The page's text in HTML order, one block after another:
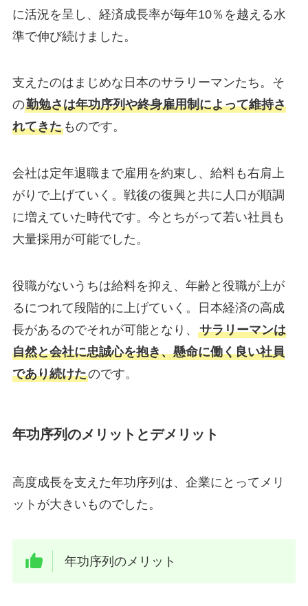
に活況を呈し、経済成長率が毎年10％を越える水
準で伸び続けました。
支えたのはまじめな日本のサラリーマンたち。そ
の勤勉さは年功序列や終身雇用制によって維持さ
れてきたものです。
会社は定年退職まで雇用を約束し、給料も右肩上
がりで上げていく。戦後の復興と共に人口が順調
に増えていた時代です。今とちがって若い社員も
大量採用が可能でした。
役職がないうちは給料を抑え、年齢と役職が上が
るにつれて段階的に上げていく。日本経済の高成
長があるのでそれが可能となり、 サラリーマンは
自然と会社に忠誠心を抱き、懸命に働く良い社員
であり続けたのです。
年功序列のメリットとデメリット
高度成長を支えた年功序列は、企業にとってメリ
ットが大きいものでした。
年功序列のメリット